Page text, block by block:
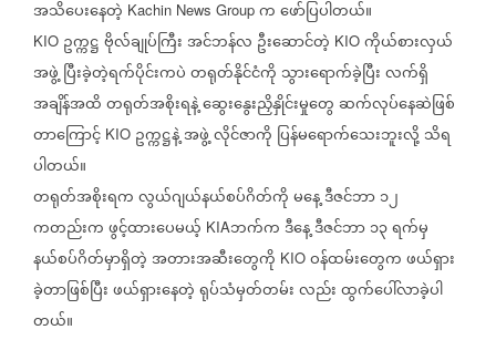
အသိပေးနေတဲ့ Kachin News Group ကဖော်ပြပါတယ်။
KIO ဥက္ကဋ္ဌဗိုလ်ချုပ်ကြီးအင်ဘန်လ ဦးဆောင်တဲ့ KIO ကိုယ်စားလှယ်
အဖွဲ့ပြီးခဲ့တဲ့ရက်ပိုင်းကပဲတရုတ်နိုင်ငံကို သွားရောက်ခဲ့ပြီးလက်ရှိ
အချိန်အထိတရုတ်အစိုးရနဲ့ဆွေးနွေးညှိနှိုင်းမှုတွေဆက်လုပ်နေဆဲဖြစ်
တာကြောင့် KIO ဥက္ကဋ္ဌနဲ့အဖွဲ့လိုင်ဇာကို ပြန်မရောက်သေးဘူးလို့သိရ
ပါတယ်။
တရုတ်အစိုးရကလွယ်ဂျယ်နယ်စပ်ဂိတ်ကိုမနေ့ဒီဇင်ဘာ၁၂
ကတည်းကဖွင့်ထားပေမယ့် KIAဘက်ကဒီနေ့ဒီဇင်ဘာ၁၃ရက်မှ
နယ်စပ်ဂိတ်မှာရှိတဲ့အတားအဆီးတွေကို KIO ဝန်ထမ်းတွေကဖယ်ရှား
ခဲ့တာဖြစ်ပြီးဖယ်ရှားနေတဲ့ရုပ်သံမှတ်တမ်းလည်းထွက်ပေါ်လာခဲ့ပါ
တယ်။